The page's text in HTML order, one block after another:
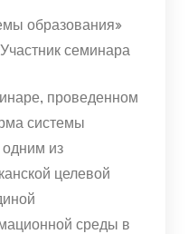
образования»
семинара
проведенном
системы
из
целевой
среды в